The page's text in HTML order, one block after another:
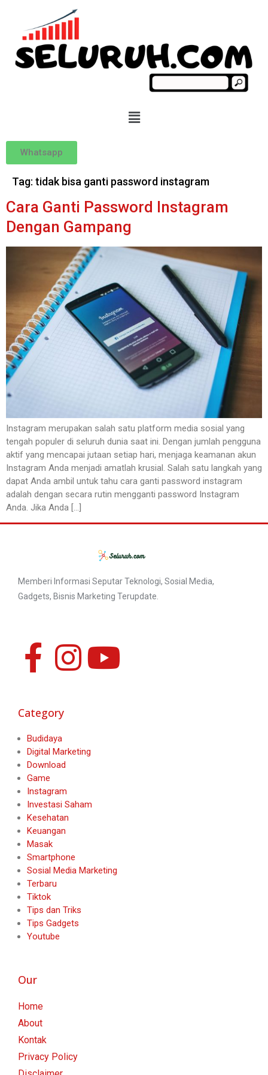
Whatsapp
Tag: tidak bisa ganti password instagram
Cara Ganti Password Instagram
Dengan Gampang
Instagram merupakan salah satu platform media sosial yang
tengah populer di seluruh dunia saat ini. Dengan jumlah pengguna
aktif yang mencapai jutaan setiap hari, menjaga keamanan akun
Instagram Anda menjadi amatlah krusial. Salah satu langkah yang
dapat Anda ambil untuk tahu cara ganti password instagram
adalah dengan secara rutin mengganti password Instagram
Anda. Jika Anda […]
Memberi Informasi Seputar Teknologi, Sosial Media,
Gadgets, Bisnis Marketing Terupdate.
Category
Budidaya
Digital Marketing
Download
Game
Instagram
Investasi Saham
Kesehatan
Keuangan
Masak
Smartphone
Sosial Media Marketing
Terbaru
Tiktok
Tips dan Triks
Tips Gadgets
Youtube
Our
Home
About
Kontak
Privacy Policy